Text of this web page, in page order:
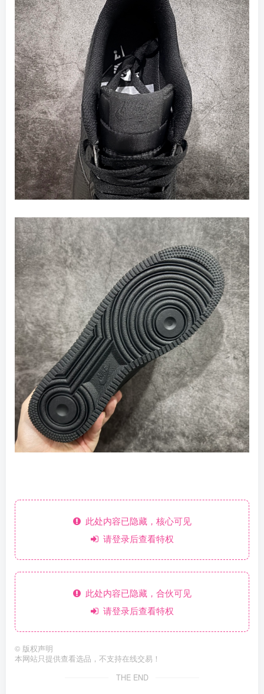
此处内容已隐藏，核心可见
请登录后查看特权
此处内容已隐藏，合伙可见
请登录后查看特权
© 版权声明
本网站只提供查看选品，不支持在线交易！
THE END